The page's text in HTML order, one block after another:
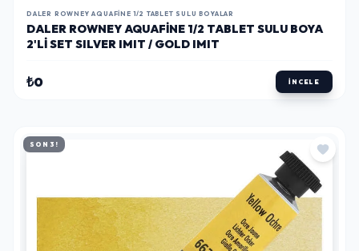
DALER ROWNEY AQUAFINE 1/2 TABLET SULU BOYALAR
DALER ROWNEY AQUAFINE 1/2 TABLET SULU BOYA
2'LI SET SILVER IMIT / GOLD IMIT
₺0 İNCELE
SON 3!